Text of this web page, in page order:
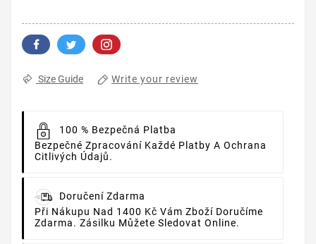
Size Guide Write your review
100 % Bezpečná Platba
Bezpečné Zpracování Každé Platby A Ochrana
Citlivých Údajů.
Doručení Zdarma
Při Nákupu Nad 1400 Kč Vám Zboží Doručíme
Zdarma. Zásilku Můžete Sledovat Online.